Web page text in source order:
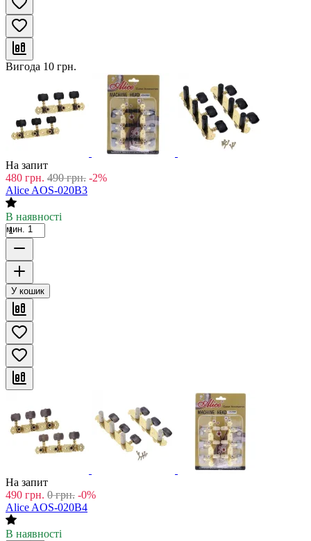
Вигода 10 грн.
На запит
480 грн. 490 грн. -2%
Alice AOS-020B3
В наявності
мин. 1
У кошик
На запит
490 грн. 0 грн. -0%
Alice AOS-020B4
В наявності